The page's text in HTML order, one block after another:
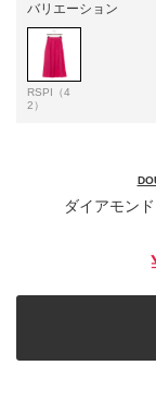
バリエーション
RSPI（4
2）
ダイアモン